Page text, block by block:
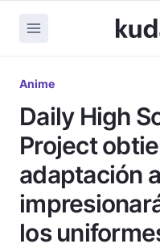
Anime
Daily High
Project
adaptación
los